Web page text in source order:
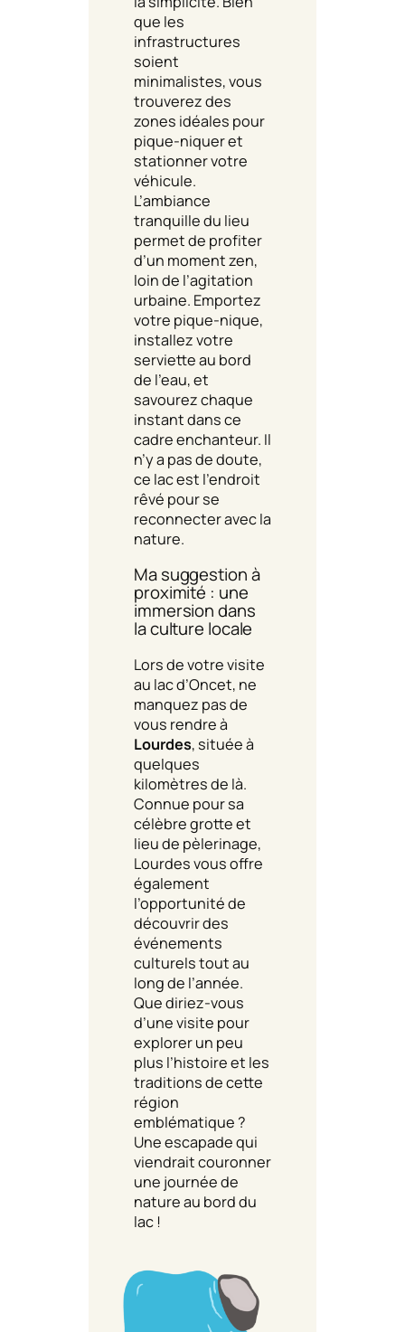
que les
infrastructures
soient
minimalistes, vous
trouverez des
zones idéales pour
pique-niquer et
stationner votre
véhicule.
L’ambiance
tranquille du lieu
permet de profiter
d’un moment zen,
loin de l’agitation
urbaine. Emportez
votre pique-nique,
installez votre
serviette au bord
de l’eau, et
savourez chaque
instant dans ce
cadre enchanteur. Il
n’y a pas de doute,
ce lac est l’endroit
rêvé pour se
reconnecter avec la
nature.
Ma suggestion à
proximité : une
immersion dans
la culture locale
Lors de votre visite
au lac d’Oncet, ne
manquez pas de
vous rendre à
Lourdes, située à
quelques
kilomètres de là.
Connue pour sa
célèbre grotte et
lieu de pèlerinage,
Lourdes vous offre
également
l’opportunité de
découvrir des
événements
culturels tout au
long de l’année.
Que diriez-vous
d’une visite pour
explorer un peu
plus l’histoire et les
traditions de cette
région
emblématique ?
Une escapade qui
viendrait couronner
une journée de
nature au bord du
lac !